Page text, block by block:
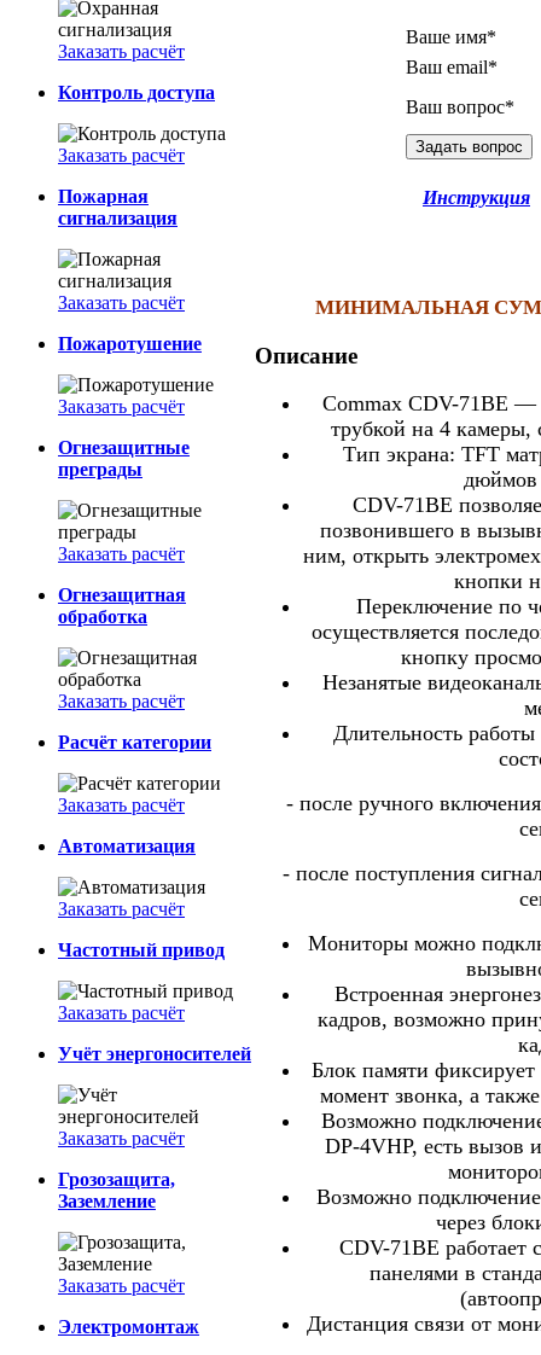
Заказать расчёт
Контроль доступа
Заказать расчёт
Пожарная
сигнализация
Заказать расчёт
Пожаротушение
Заказать расчёт
Огнезащитные
преграды
Заказать расчёт
Огнезащитная
обработка
Заказать расчёт
Расчёт категории
Заказать расчёт
Автоматизация
Заказать расчёт
Частотный привод
Заказать расчёт
Учёт энергоносителей
Заказать расчёт
Грозозащита,
Заземление
Заказать расчёт
Электромонтаж
Ваше имя*
Ваш email*
Ваш вопрос*
Инструкция
МИНИМАЛЬНАЯ
Описание
Commax CDV-71BE —
трубкой на 4 камеры,
Тип экрана: TFT
дюймов
CDV-71BE
позвонившего в
ним, открыть
кнопки
Переключение по
осуществляется
кнопку
Незанятые
Длительность
- после ручного
- после поступления
Мониторы можно
Встроенная
кадров, возможно
Блок памяти фиксирует
момент звонка, а
Возможно
DP-4VHP, есть вызов
Возможно
через
CDV-71BE
панелями в
Дистанция связи от